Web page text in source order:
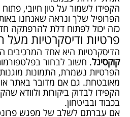
הקפידו לשמור על טון חיובי,
הפרופיל שלך ונראה שאנחנו
כזה יכול לפתוח דלת להרפתקה
פרטיות ודיסקרטיות מעל
הדיסקרטיות היא אחד המרכיבים
קוקסינל. חשוב לבחור
הפרטיות נשמרת, התמונות
מאובטחת. גם אם מדובר באתר או
הקפידו לבדוק ביקורות ולוודא
בכבוד ובביטחון.
אם עברתם לשלב של מפגש